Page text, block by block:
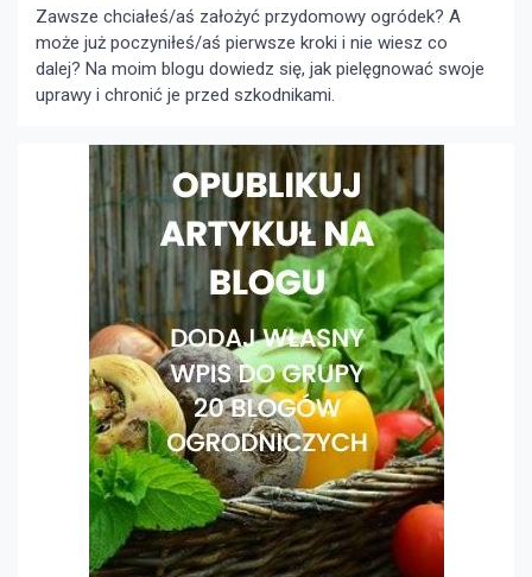
Zawsze chciałeś/aś założyć przydomowy ogródek? A
może już poczyniłeś/aś pierwsze kroki i nie wiesz co
dalej? Na moim blogu dowiedz się, jak pielęgnować swoje
uprawy i chronić je przed szkodnikami.